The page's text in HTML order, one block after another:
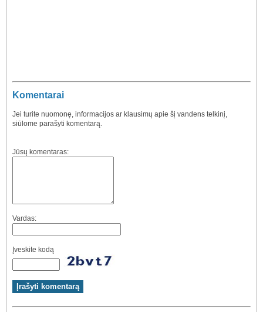
Komentarai
Jei turite nuomonę, informacijos ar klausimų apie šį vandens telkinį,
siūlome parašyti komentarą.
Jūsų komentaras:
Vardas:
Įveskite kodą